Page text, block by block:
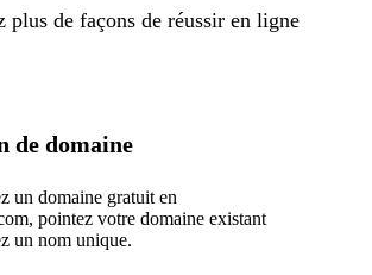
plus de façons de réussir en ligne
de domaine
un domaine gratuit en
pointez votre domaine existant
un nom unique.